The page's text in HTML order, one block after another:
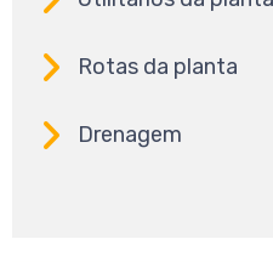
Rotas da planta
Drenagem